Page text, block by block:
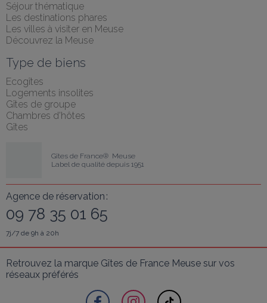
Séjour thématique
Les destinations phares
Les villes à visiter en Meuse
Découvrez la Meuse
Type de biens
Ecogîtes
Logements insolites
Gîtes de groupe
Chambres d'hôtes
Gîtes
Gîtes de France®  Meuse
Label de qualité depuis 1951
Agence de réservation :
09 78 35 01 65
7j/7 de 9h à 20h
Retrouvez la marque Gîtes de France Meuse sur vos
réseaux préférés